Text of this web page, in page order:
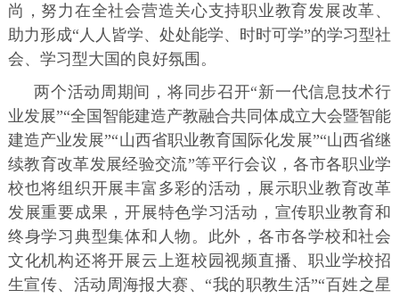
尚，努力在全社会营造关心支持职业教育发展改革、
助力形成“人人皆学、处处能学、时时可学”的学习型社
会、学习型大国的良好氛围。
两个活动周期间，将同步召开“新一代信息技术行
业发展”“全国智能建造产教融合共同体成立大会暨智能
建造产业发展”“山西省职业教育国际化发展”“山西省继
续教育改革发展经验交流”等平行会议，各市各职业学
校也将组织开展丰富多彩的活动，展示职业教育改革
发展重要成果，开展特色学习活动，宣传职业教育和
终身学习典型集体和人物。此外，各市各学校和社会
文化机构还将开展云上逛校园视频直播、职业学校招
生宣传、活动周海报大赛、“我的职教生活”“百姓之星